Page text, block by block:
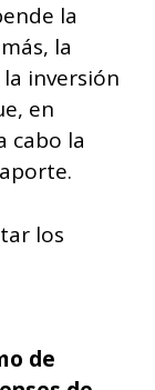
la
la
inversión
en
cabo la
los
de